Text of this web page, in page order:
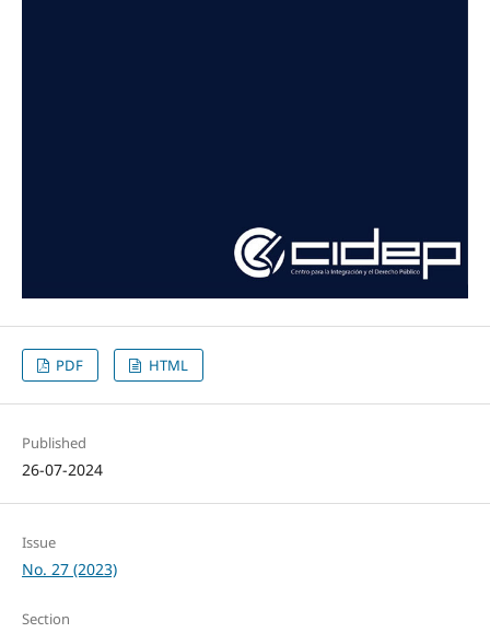
PDF HTML
Published
26-07-2024
Issue
No. 27 (2023)
Section